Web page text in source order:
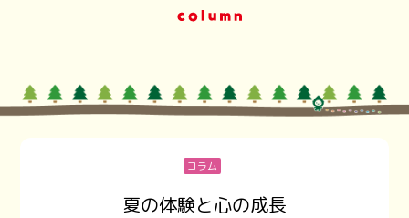
コラム
夏の体験と心の成長